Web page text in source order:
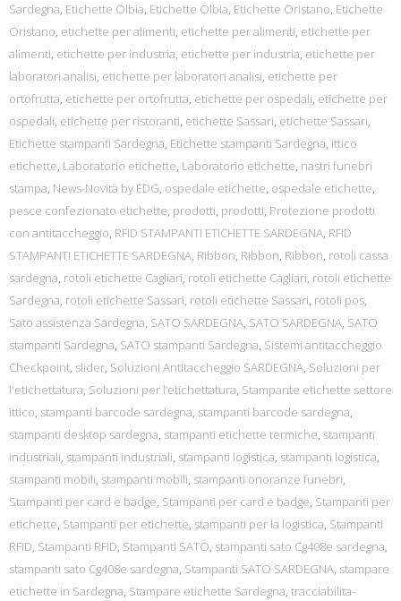
Sardegna, Etichette Olbia, Etichette Olbia, Etichette Oristano, Etichette
Oristano, etichette per alimenti, etichette per alimenti, etichette per
alimenti, etichette per industria, etichette per industria, etichette per
laboratori analisi, etichette per laboratori analisi, etichette per
ortofrutta, etichette per ortofrutta, etichette per ospedali, etichette per
ospedali, etichette per ristoranti, etichette Sassari, etichette Sassari,
Etichette stampanti Sardegna, Etichette stampanti Sardegna, ittico
etichette, Laboratorio etichette, Laboratorio etichette, nastri funebri
stampa, News-Novità by EDG, ospedale etichette, ospedale etichette,
pesce confezionato etichette, prodotti, prodotti, Protezione prodotti
con antitaccheggio, RFID STAMPANTI ETICHETTE SARDEGNA, RFID
STAMPANTI ETICHETTE SARDEGNA, Ribbon, Ribbon, Ribbon, rotoli cassa
sardegna, rotoli etichette Cagliari, rotoli etichette Cagliari, rotoli etichette
Sardegna, rotoli etichette Sassari, rotoli etichette Sassari, rotoli pos,
Sato assistenza Sardegna, SATO SARDEGNA, SATO SARDEGNA, SATO
stampanti Sardegna, SATO stampanti Sardegna, Sistemi antitaccheggio
Checkpoint, slider, Soluzioni Antitaccheggio SARDEGNA, Soluzioni per
l'etichettatura, Soluzioni per l’etichettatura, Stampante etichette settore
ittico, stampanti barcode sardegna, stampanti barcode sardegna,
stampanti desktop sardegna, stampanti etichette termiche, stampanti
industriali, stampanti industriali, stampanti logistica, stampanti logistica,
stampanti mobili, stampanti mobili, stampanti onoranze funebri,
Stampanti per card e badge, Stampanti per card e badge, Stampanti per
etichette, Stampanti per etichette, stampanti per la logistica, Stampanti
RFID, Stampanti RFID, Stampanti SATO, stampanti sato Cg408e sardegna,
stampanti sato Cg408e sardegna, Stampanti SATO SARDEGNA, stampare
etichette in Sardegna, Stampare etichette Sardegna, tracciabilita-